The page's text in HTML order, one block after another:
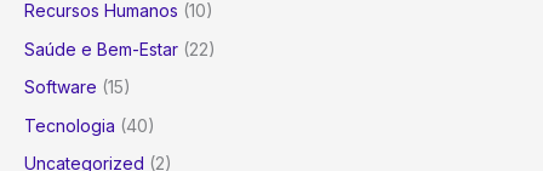
Recursos Humanos (10)
Saúde e Bem-Estar (22)
Software (15)
Tecnologia (40)
Uncategorized (2)